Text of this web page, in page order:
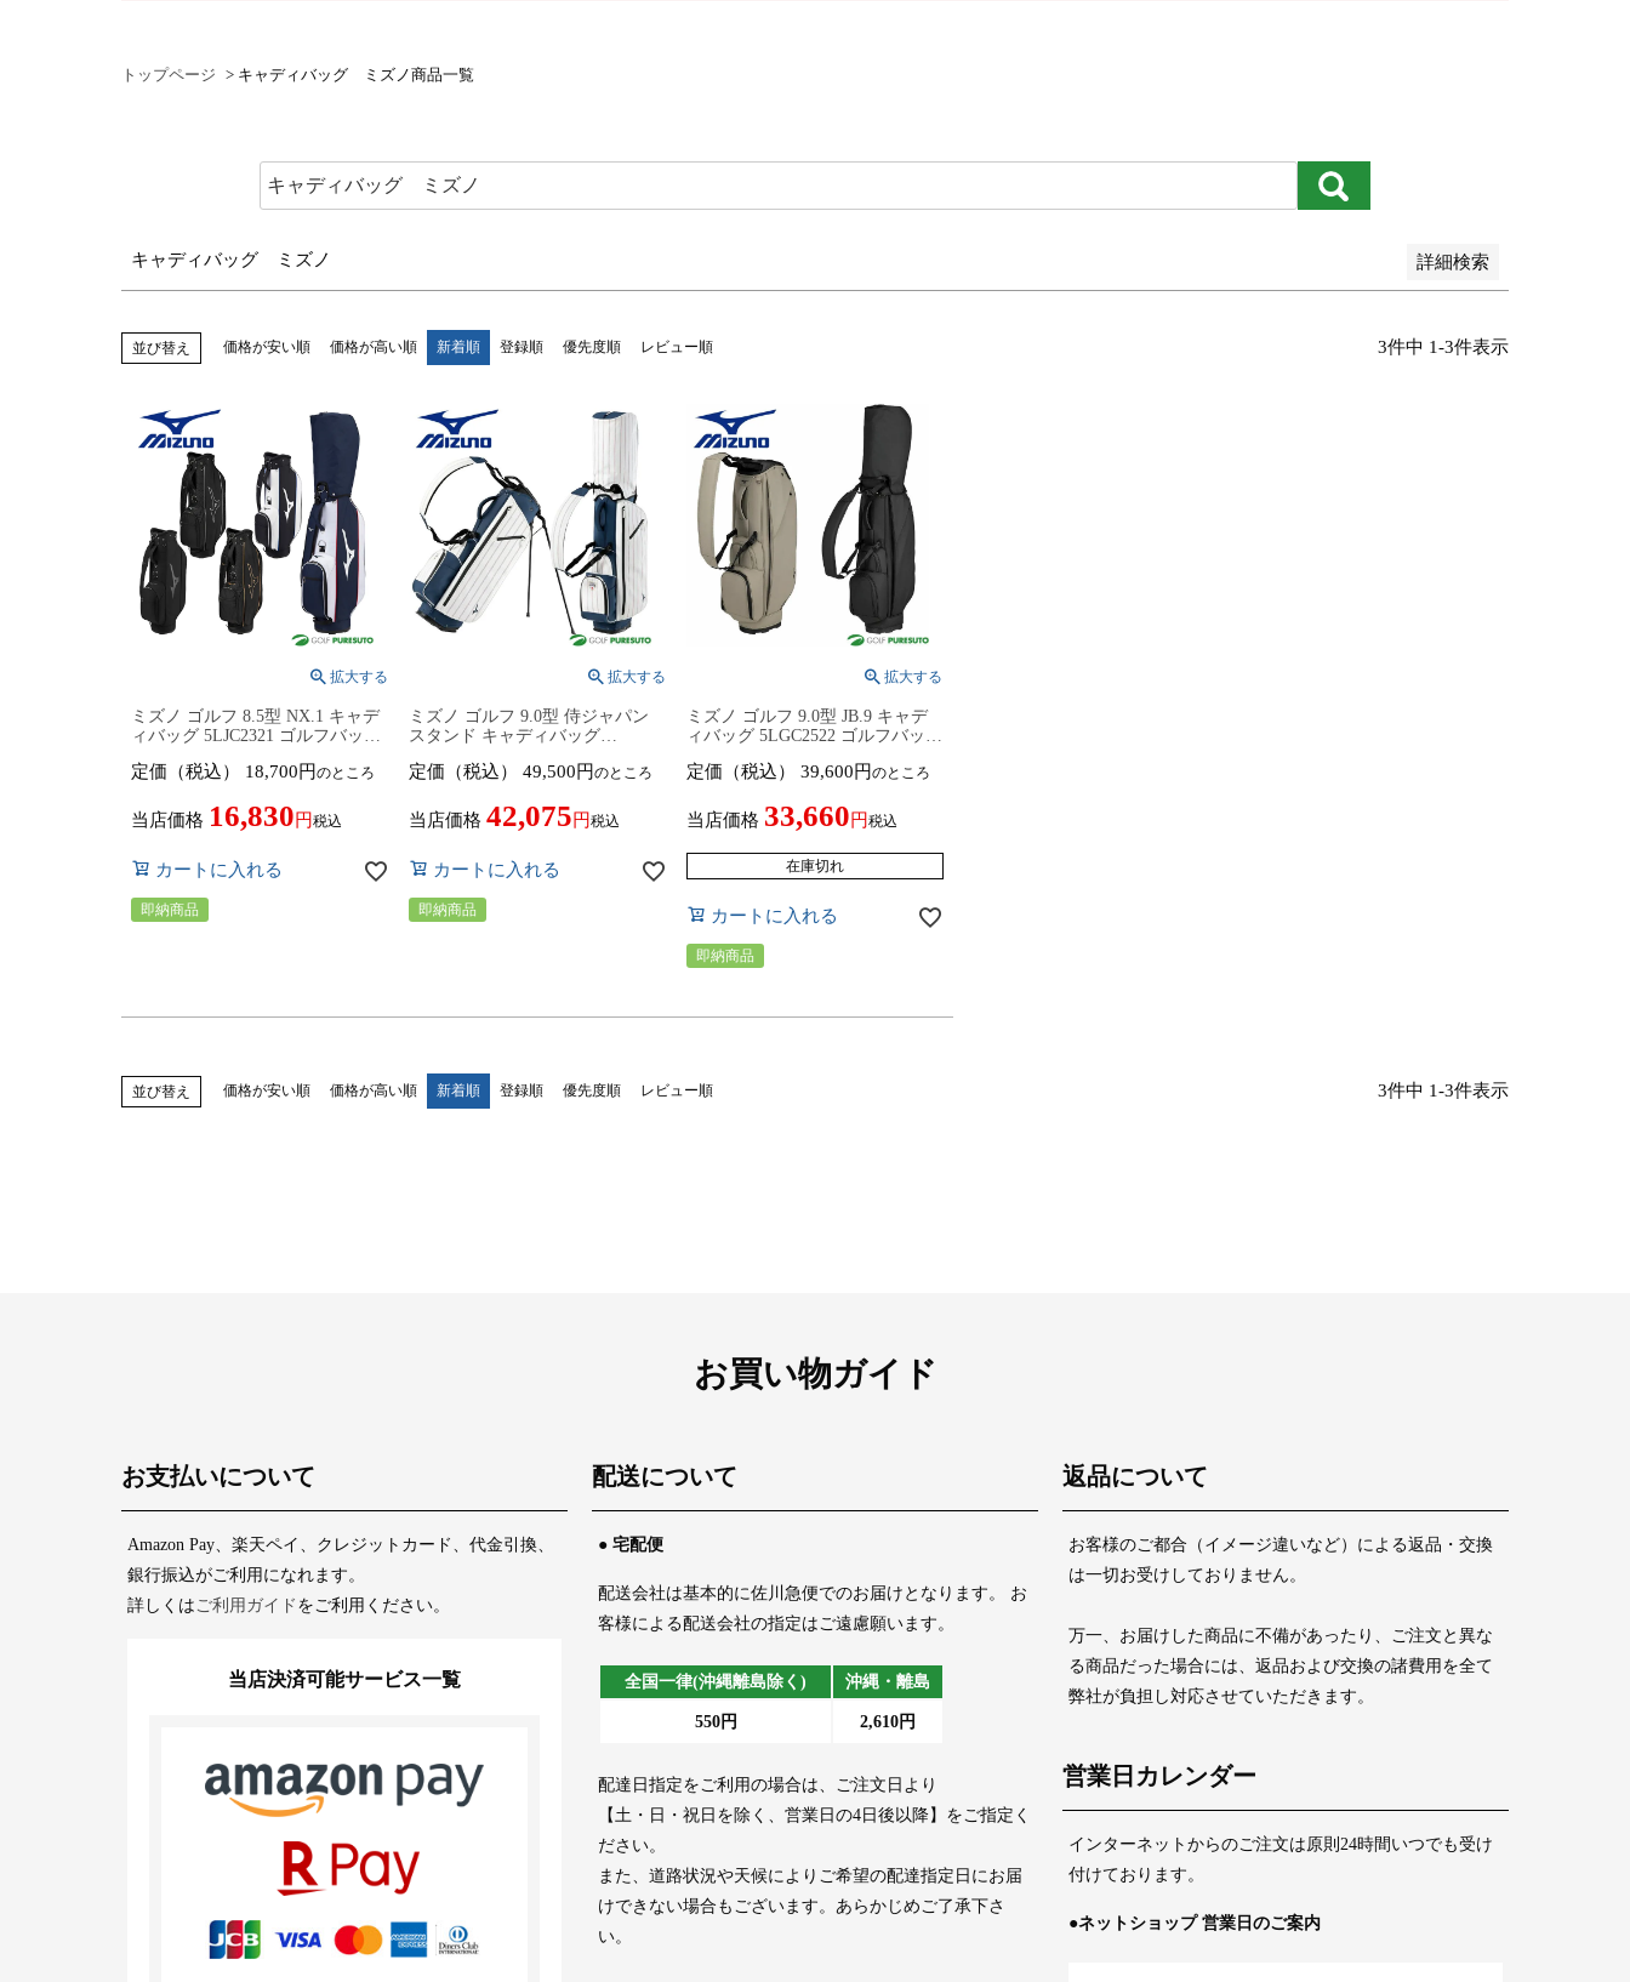
トップページ キャディバッグ ミズノ商品一覧
キャディバッグ ミズノ 詳細検索
22.5cm 23.0cm 23.5cm 24.0cm
検索
並び替え 価格が安い順 価格が高い順 新着順 登録順 優先度順 レビュー順 3件中 1-3件表示
ミズノ ゴルフ 8.5型 NX.1 キャデ
ィバッグ 5LJC2321 ゴルフバッグ
印無料！ 2026年モデル mizuno
定価（税込） 18,700 のところ
当店価格 16,830 税込
カートに入れる
即納商品
ミズノ ゴルフ 9.0型 侍ジャパン
スタンド キャディバッグ
タイプ 2026年モデル mizuno
定価（税込） 49,500 のところ
当店価格 42,075 税込
カートに入れる
即納商品
ミズノ ゴルフ 9.0型 JB.9 キャデ
ィバッグ 5LGC2522 ゴルフバッグ
モデル mizuno GOLF
定価（税込） 39,600 のところ
当店価格 33,660 税込
在庫切れ
カートに入れる
即納商品
並び替え 価格が安い順 価格が高い順 新着順 登録順 優先度順 レビュー順 3件中 1-3件表示
お買い物ガイド
お支払いについて
Amazon Pay、楽天ペイ、クレジットカード、代金引換、
銀行振込がご利用になれます。
詳しくはご利用ガイド をご利用ください。
当店決済可能サービス一覧
配送について
● 宅配便
配送会社は基本的に佐川急便でのお届けとなります。 お
客様による配送会社の指定はご遠慮願います。
全国一律(沖縄離島除く) 沖縄・離島
550円 2,610円
配達日指定をご利用の場合は、ご注文日より
【土・日・祝日を除く、営業日の4日後以降】をご指定く
ださい。
また、道路状況や天候によりご希望の配達指定日にお届
けできない場合もございます。あらかじめご了承下さ
い。
返品について
お客様のご都合（イメージ違いなど）による返品・交換
は一切お受けしておりません。
万一、お届けした商品に不備があったり、ご注文と異な
る商品だった場合には、返品および交換の諸費用を全て
弊社が負担し対応させていただきます。
営業日カレンダー
インターネットからのご注文は原則24時間いつでも受け
付けております。
●ネットショップ 営業日のご案内